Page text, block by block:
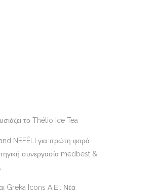
το Thélio Ice Tea
NEFÉLI για πρώτη φορά
συνεργασία medbest &
Greka Icons Α.Ε.: Νέα